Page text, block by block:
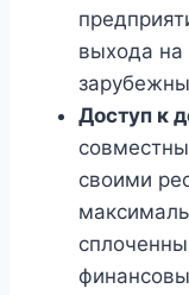
выхода
Доступ к
своими